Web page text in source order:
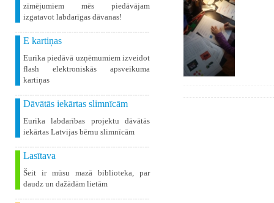
zīmējumiem mēs piedāvājam
izgatavot labdarīgas dāvanas!
E kartiņas
Eurika piedāvā uzņēmumiem izveidot
flash elektroniskās apsveikuma
kartiņas
Dāvātās iekārtas slimnīcām
Eurika labdarības projektu dāvātās
iekārtas Latvijas bērnu slimnīcām
Lasītava
Šeit ir mūsu mazā biblioteka, par
daudz un dažādām lietām